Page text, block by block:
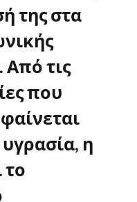
της στα
Από τις
που
η
το